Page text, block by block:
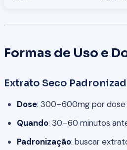
Formas de Uso e
Extrato Seco
Dose: 300–600mg por dose
Quando: 30–60 minutos
Padronização: buscar